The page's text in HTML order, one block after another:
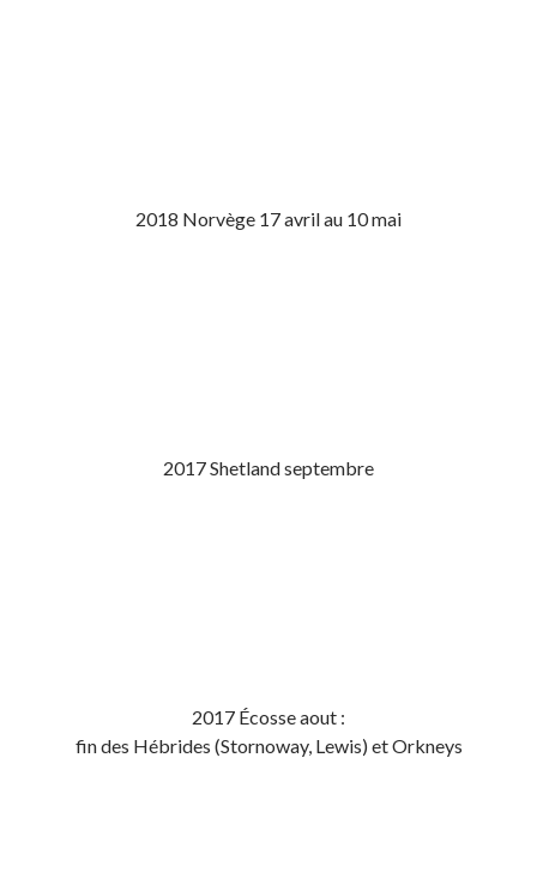
2018 Norvège 17 avril au 10 mai
2017 Shetland septembre
2017 Écosse aout :
fin des Hébrides (Stornoway, Lewis) et Orkneys